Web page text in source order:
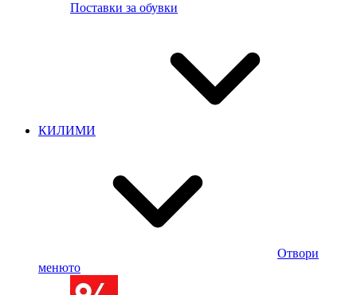
Поставки за обувки
КИЛИМИ
Отвори
менюто